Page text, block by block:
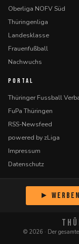
Oberliga NOFV Süd
Thüringenliga
Landesklasse
Frauenfußball
Nachwuchs
PORTAL
Thüringer Fussball
FuPa Thüringen
RSS-Newsfeed
powered by zLiga
Impressum
Datenschutz
►
© 2026 · Der